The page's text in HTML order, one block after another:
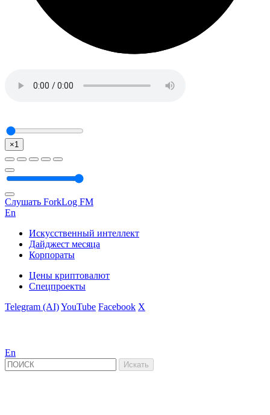
×1
Слушать ForkLog FM
En
Искусственный интеллект
Дайджест месяца
Корпораты
Цены криптовалют
Спецпроекты
Telegram (AI)YouTube Facebook X
En